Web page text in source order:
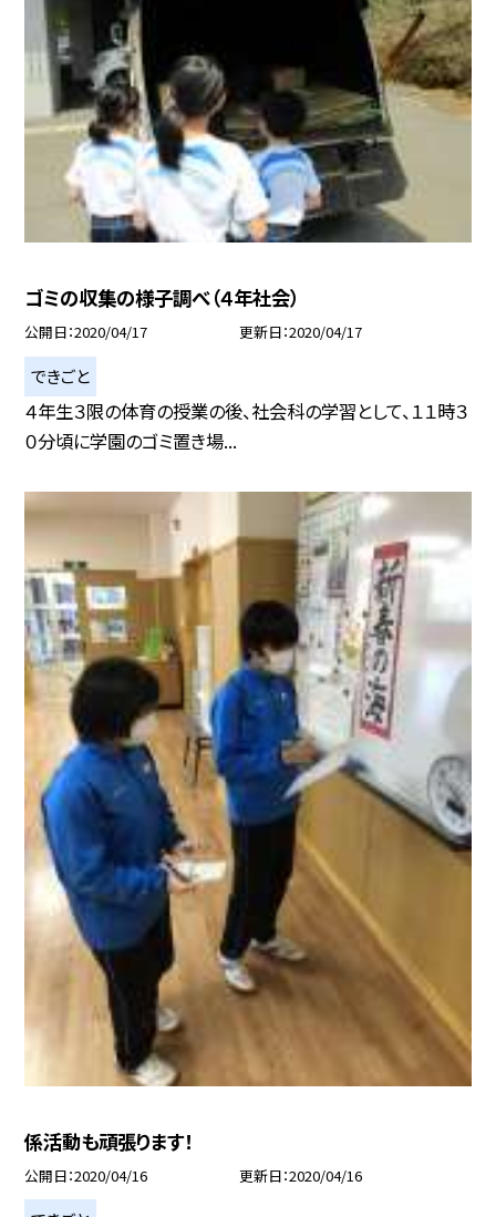
ゴミの収集の様子調べ（４年社会）
公開日 2020/04/17 更新日 2020/04/17
できごと
４年生３限の体育の授業の後、社会科の学習として、１１時３
０分頃に学園のゴミ置き場...
係活動も頑張ります！
公開日 2020/04/16 更新日 2020/04/16